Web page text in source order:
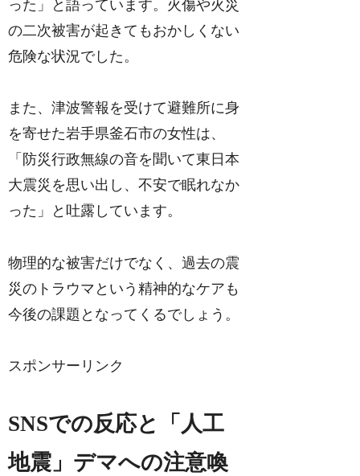
った」と語っています。火傷や火災
の二次被害が起きてもおかしくない
危険な状況でした。
また、津波警報を受けて避難所に身
を寄せた岩手県釜石市の女性は、
「防災行政無線の音を聞いて東日本
大震災を思い出し、不安で眠れなか
った」と吐露しています。
物理的な被害だけでなく、過去の震
災のトラウマという精神的なケアも
今後の課題となってくるでしょう。
スポンサーリンク
SNSでの反応と「人工
地震」デマへの注意喚